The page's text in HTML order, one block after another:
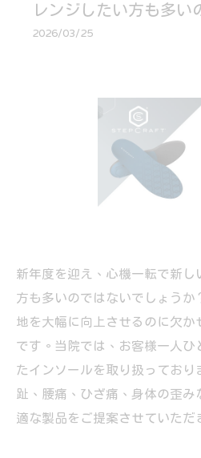
レンジしたい方も多い
2026/03/25
新年度を迎え、心機一転で新し
方も多いのではないでしょうか
地を大幅に向上させるのに欠か
です。当院では、お客様一人ひ
たインソールを取り扱っており
趾、腰痛、ひざ痛、身体の歪
適な製品をご提案させていただ